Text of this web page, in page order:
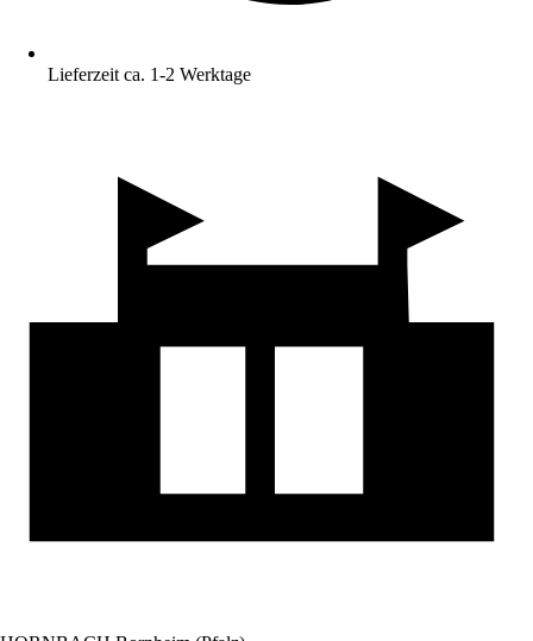
Lieferzeit ca. 1-2 Werktage